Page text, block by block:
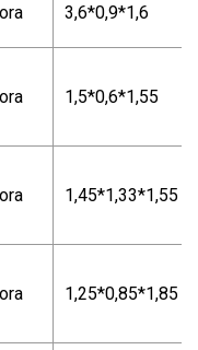
3,6*0,9*1,6
1,5*0,6*1,55
1,45*1,33*1,55
1,25*0,85*1,85